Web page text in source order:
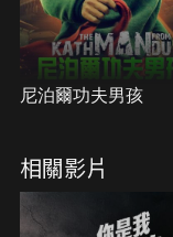
尼泊爾功夫男孩
相關影片